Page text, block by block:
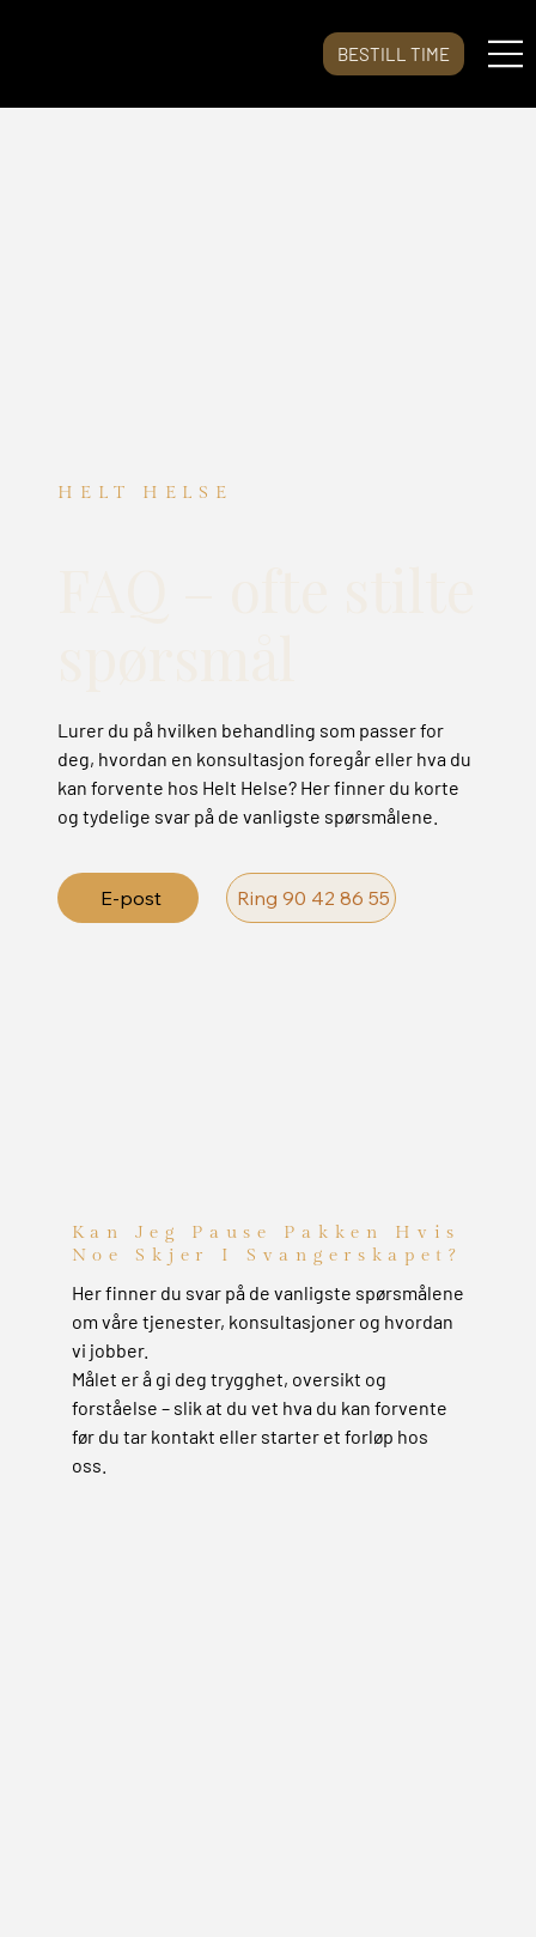
BESTILL TIME
HELT HELSE
Lurer du på hvilken behandling som passer for
deg, hvordan en konsultasjon foregår eller hva du
kan forvente hos Helt Helse? Her finner du korte
og tydelige svar på de vanligste spørsmålene.
E-post Ring 90 42 86 55
Kan Jeg Pause Pakken Hvis
Noe Skjer I Svangerskapet?
Her finner du svar på de vanligste spørsmålene
om våre tjenester, konsultasjoner og hvordan
vi jobber.
Målet er å gi deg trygghet, oversikt og
forståelse – slik at du vet hva du kan forvente
før du tar kontakt eller starter et forløp hos
oss.